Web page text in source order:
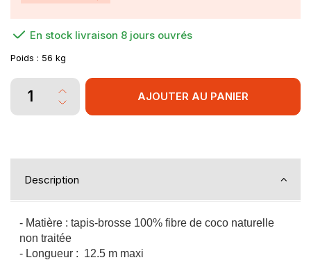
En stock livraison 8 jours ouvrés
Poids : 56 kg
AJOUTER AU PANIER
Description
- Matière : tapis-brosse 100% fibre de coco naturelle
non traitée
- Longueur : 12.5 m maxi